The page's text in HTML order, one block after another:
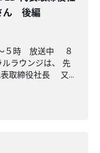
ん 後編
５時 放送中 ８
ウンジは、 先
表取締役社長 又...